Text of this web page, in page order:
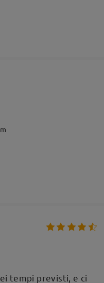
tempi previsti, e ci